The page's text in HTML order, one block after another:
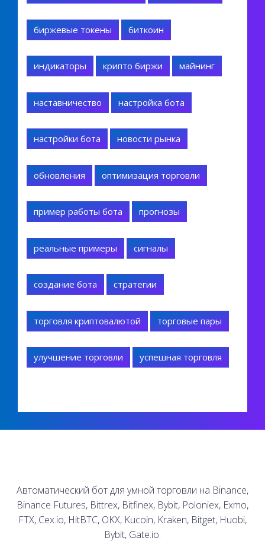
биржевые токены биткоин
индикаторы крипто биржи майнинг
наставничество настройка бота
настройки бота новости рынка
обновления оптимизация торговли
пример работы бота прогнозы
реальные примеры сигналы
создание бота стратегии
торговля криптовалютой торговые пары
улучшение торговли успешная торговля
Автоматический бот для умной торговли на Binance,
Binance Futures, Bittrex, Bitfinex, Bybit, Poloniex, Exmo,
FTX, Cex.io, HitBTC, OKX, Kucoin, Kraken, Bitget, Huobi,
Bybit, Gate.io.